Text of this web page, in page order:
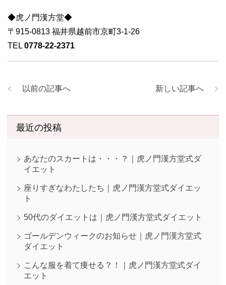
◆虎ノ門漢方堂◆
〒915-0813 福井県越前市京町3-1-26
TEL 0778-22-2371
新しい記事へ
以前の記事へ
最近の投稿
あなたのスカートは・・・？｜虎ノ門漢方堂式ダ
イエット
座りすぎなわたしたち｜虎ノ門漢方堂式ダイエッ
ト
50代のダイエットは｜虎ノ門漢方堂式ダイエット
ゴールデンウィークのお知らせ｜虎ノ門漢方堂式
ダイエット
こんな服を着て痩せる？！｜虎ノ門漢方堂式ダイ
エット